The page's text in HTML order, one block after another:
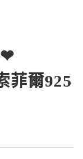
菲爾925